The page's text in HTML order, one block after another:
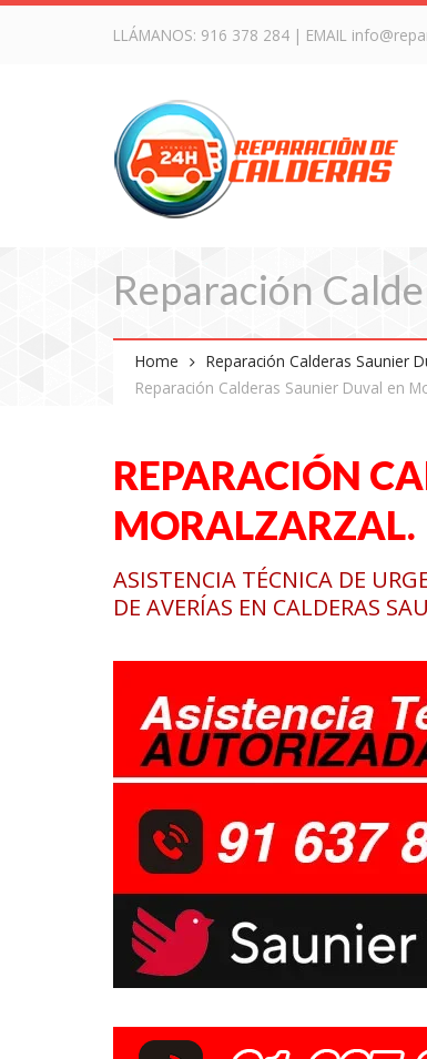
LLÁMANOS: 916 378 284 | EMAIL
Reparación
Home
Reparación Calderas Saunier
Reparación Calderas Saunier Duval en
REPARACIÓN
MORALZARZAL.
ASISTENCIA TÉCNICA DE
DE AVERÍAS EN CALDERAS